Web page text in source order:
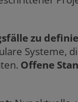
zu
Systeme,
Offene